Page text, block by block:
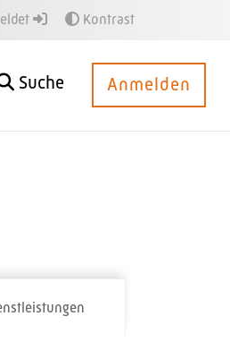
Kontrast
Suche Anmelden